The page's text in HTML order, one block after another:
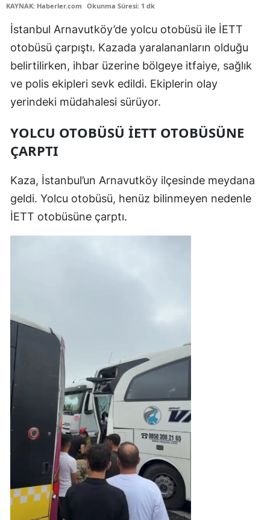
KAYNAK: Haberler.com Okunma Süresi: 1 dk
İstanbul Arnavutköy’de yolcu otobüsü ile İETT
otobüsü çarpıştı. Kazada yaralananların olduğu
belirtilirken, ihbar üzerine bölgeye itfaiye, sağlık
ve polis ekipleri sevk edildi. Ekiplerin olay
yerindeki müdahalesi sürüyor.
YOLCU OTOBÜSÜ İETT OTOBÜSÜNE
ÇARPTI
Kaza, İstanbul’un Arnavutköy ilçesinde meydana
geldi. Yolcu otobüsü, henüz bilinmeyen nedenle
İETT otobüsüne çarptı.